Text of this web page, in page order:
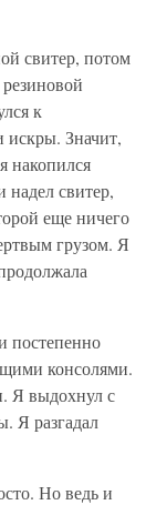
свитер, потом
к
искры. Значит,
накопился
надел свитер,
еще ничего
грузом. Я
постепенно
консолями.
Я выдохнул с
Я разгадал
Но ведь и